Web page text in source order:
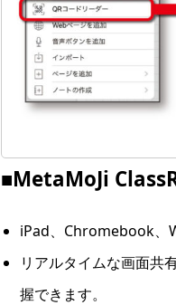
■MetaMoJi
iPad、Chromebook、
リアルタイムな画面共
握できます。